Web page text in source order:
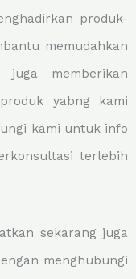
produk-
memudahkan
memberikan
yabng kami
kami untuk info
terlebih
sekarang juga
menghubungi